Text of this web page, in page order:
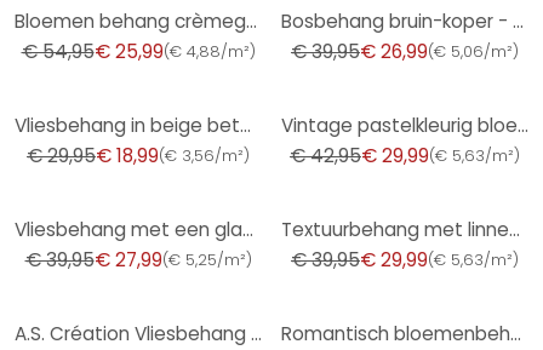
Bloemen behang crèmegrijs - vliesbehang landelijke stijl A.S. Création - mat licht structuur
€ 54,95€ 25,99(€ 4,88/m²)
Bosbehang bruin-koper - vliesbehang met natuurmotief
€ 39,95€ 26,99(€ 5,06/m²)
Vliesbehang in beige betonlook used look effen
€ 29,95€ 18,99(€ 3,56/m²)
Vintage pastelkleurig bloemenbehang - bloemenpatroon behang retro - vliesbehang
€ 42,95€ 29,99(€ 5,63/m²)
Vliesbehang met een glanzende, grove structuur antraciet gipslook
€ 39,95€ 27,99(€ 5,25/m²)
Textuurbehang met linnenlook Beige Crème - Geometrisch monster
€ 39,95€ 29,99(€ 5,63/m²)
A.S. Création Vliesbehang The BOS - Battle of Style Jungle Look Wit, Groen, Lila, Roze
Romantisch bloemenbehang duurzaam vliesbehang Floral by A.S. Création Rosa Orange 386363